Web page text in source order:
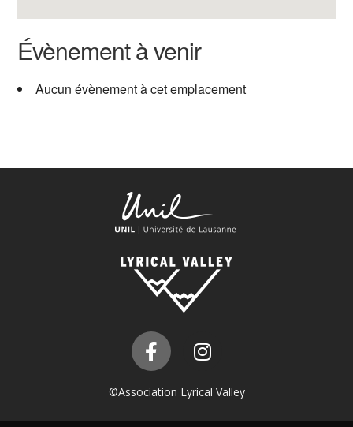
Évènement à venir
Aucun évènement à cet emplacement
©Association Lyrical Valley